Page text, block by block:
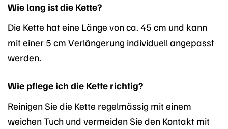
Wie lang ist die Kette?
Die Kette hat eine Länge von ca. 45 cm und kann
mit einer 5 cm Verlängerung individuell angepasst
werden.
Wie pflege ich die Kette richtig?
Reinigen Sie die Kette regelmässig mit einem
weichen Tuch und vermeiden Sie den Kontakt mit